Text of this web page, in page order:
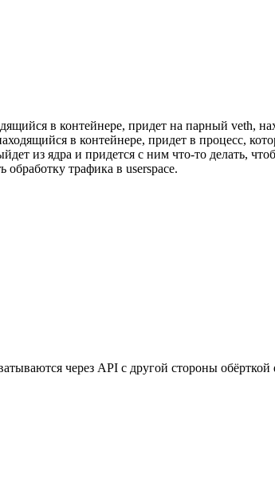
в контейнере, придет на парный veth,
в контейнере, придет в процесс,
из ядра и придется с ним что-то делать,
обработку трафика в userspace.
через API с другой стороны обёрткой